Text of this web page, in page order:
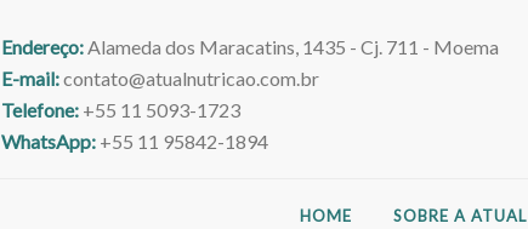
Endereço:Alameda dos Maracatins, 1435 - Cj. 711 - Moema
E-mail:contato@atualnutricao.com.br
Telefone:+55 11 5093-1723
WhatsApp:+55 11 95842-1894
HOME SOBRE A ATUAL